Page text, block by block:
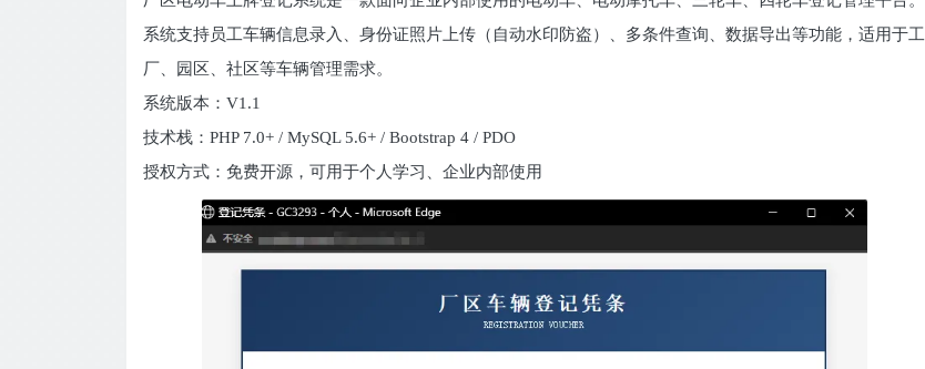
系统支持员工车辆信息录入、身份证照片上传（自动水印防盗）、多条件查询、数据导出等功能，适用于工
厂、园区、社区等车辆管理需求。
系统版本：V1.1
技术栈：PHP 7.0+ / MySQL 5.6+ / Bootstrap 4 / PDO
授权方式：免费开源，可用于个人学习、企业内部使用